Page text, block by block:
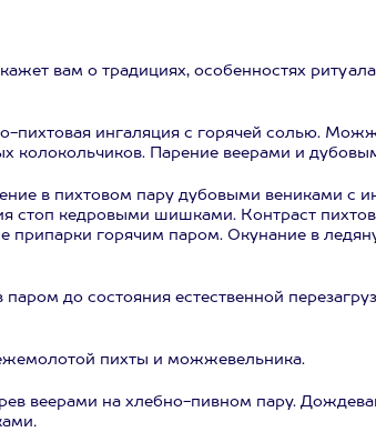
вам о традициях, особенностях
пихтовая ингаляция с горячей солью.
колокольчиков. Парение веерами и
в пихтовом пару дубовыми вениками с
стоп кедровыми шишками. Контраст
припарки горячим паром. Окунание в
до состояния естественной
пихты и можжевельника.
веерами на хлебно-пивном пару.
.